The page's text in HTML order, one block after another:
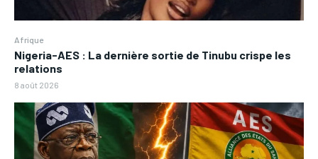
Afrique
Nigeria-AES : La dernière sortie de Tinubu crispe les
relations
8 août 2026